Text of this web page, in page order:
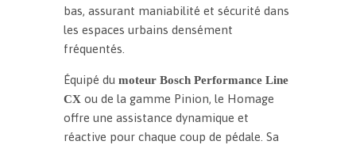
bas, assurant maniabilité et sécurité dans
les espaces urbains densément
fréquentés.
Équipé du moteur Bosch Performance Line
CXou de la gamme Pinion, le Homage
offre une assistance dynamique et
réactive pour chaque coup de pédale. Sa